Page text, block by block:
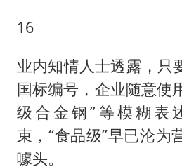
16
业内知情人士透露，只
国标编号，企业随意使
级合金钢”等模糊表
束，“食品级”早已沦为
噱头。